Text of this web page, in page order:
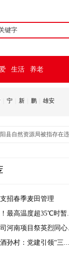
生活 养老
宁 新 鹏 雄安
县自然资源局被指存在违
招春季麦田管理
最高温度超35℃时暂
河南项目祭英烈同心
孙村：党建引领“三...